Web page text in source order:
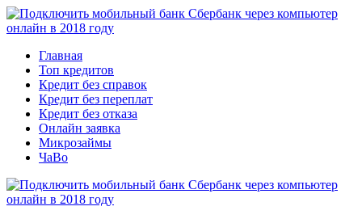
Главная
Топ кредитов
Кредит без справок
Кредит без переплат
Кредит без отказа
Онлайн заявка
Микрозаймы
ЧаВо